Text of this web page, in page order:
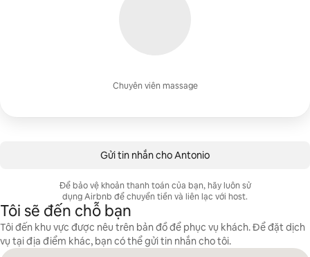
Chuyên viên massage
Gửi tin nhắn cho Antonio
Để bảo vệ khoản thanh toán của bạn, hãy luôn sử
dụng Airbnb để chuyển tiền và liên lạc với host.
Tôi sẽ đến chỗ bạn
Tôi đến khu vực được nêu trên bản đồ để phục vụ khách. Để đặt dịch
vụ tại địa điểm khác, bạn có thể gửi tin nhắn cho tôi.